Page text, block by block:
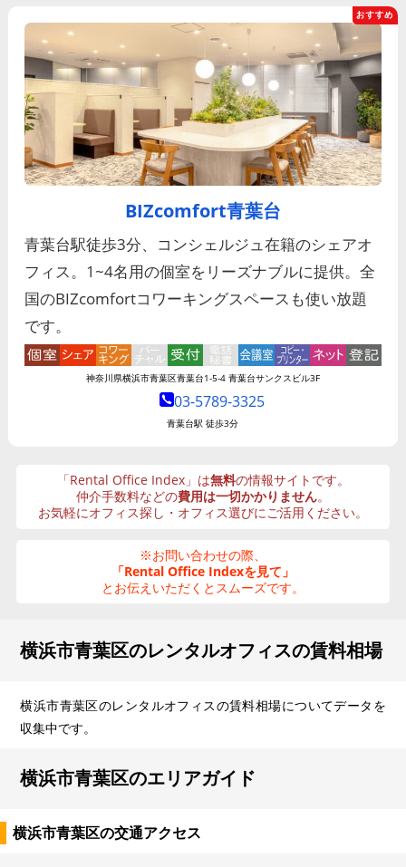
BIZcomfort青葉台
青葉台駅徒歩3分、コンシェルジュ在籍のシェアオ
フィス。1~4名用の個室をリーズナブルに提供。全
国のBIZcomfortコワーキングスペースも使い放題
です。
神奈川県横浜市青葉区青葉台1-5-4 青葉台サンクスビル3F
03-5789-3325
青葉台駅 徒歩3分
「Rental Office Index」は無料の情報サイトです。
仲介手数料などの費用は一切かかりません。
お気軽にオフィス探し・オフィス選びにご活用ください。
※お問い合わせの際、
「Rental Office Indexを見て」
とお伝えいただくとスムーズです。
横浜市青葉区のレンタルオフィスの賃料相場
横浜市青葉区のレンタルオフィスの賃料相場についてデータを
収集中です。
横浜市青葉区のエリアガイド
横浜市青葉区の交通アクセス